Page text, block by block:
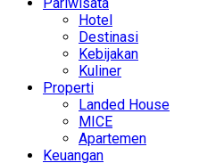
Hotel
Destinasi
Kebijakan
Kuliner
Properti
Landed House
MICE
Apartemen
Keuangan